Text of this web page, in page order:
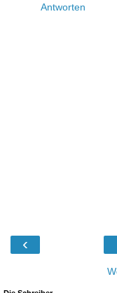
Antworten
‹